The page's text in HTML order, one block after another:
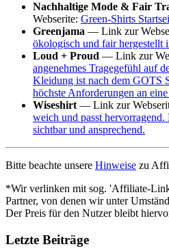
Nachhaltige Mode & Fair
Webserite: Green-Shirts
Greenjama — Link zur
ökologisch und fair hergestellt
Loud + Proud — Link zur
angenehmes Tragegefühl auf
Kleidung ist nach dem GOTS
höchste Anforderungen an
Wiseshirt — Link zur
weich und passt
sichtbar und ansprechend.
Bitte beachte unsere Hinweise zu
*Wir verlinken mit sog. 'Affiliate-
Partner, von denen wir unter
Der Preis für den Nutzer bleibt
Letzte Beiträge